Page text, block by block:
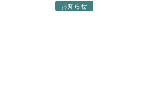
お知らせ